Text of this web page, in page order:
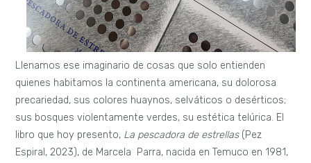
Llenamos ese imaginario de cosas que solo entienden
quienes habitamos la continenta americana, su dolorosa
precariedad, sus colores huaynos, selváticos o desérticos;
sus bosques violentamente verdes, su estética telúrica. El
libro que hoy presento, La pescadora de estrellas (Pez
Espiral, 2023), de Marcela Parra, nacida en Temuco en 1981,